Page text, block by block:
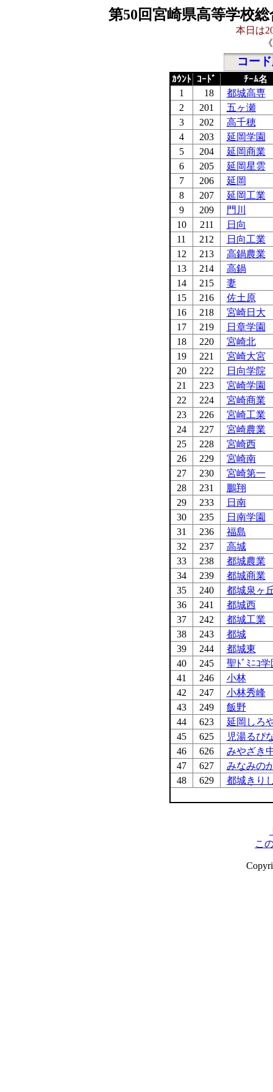
第50回宮崎県高等学校
本日は
コー
ｶｳﾝﾄ ｺｰﾄﾞ ﾁｰﾑ名
1 18
都城高専
2
201
五ヶ瀬
3
202
高千穂
4
203
延岡学園
5
204
延岡商業
6
205
延岡星雲
7
206
延岡
8
207
延岡工業
9
209
門川
10
211
日向
11
212
日向工業
12
213
高鍋農業
13
214
高鍋
14
215
妻
15
216
佐土原
16
218
宮崎日大
17
219
日章学園
18
220
宮崎北
19
221
宮崎大宮
20
222
日向学院
21
223
宮崎学園
22
224
宮崎商業
23
226
宮崎工業
24
227
宮崎農業
25
228
宮崎西
26
229
宮崎南
27
230
宮崎第一
28
231
鵬翔
29
233
日南
30
235
日南学園
31
236
福島
32
237
高城
33
238
都城農業
34
239
都城商業
35
240
都城泉ヶ
36
241
都城西
37
242
都城工業
38
243
都城
39
244
都城東
40
245
聖ﾄﾞﾐﾆｺ学
41
246
小林
42
247
小林秀峰
43
249
飯野
44
623
延岡しろ
45
625
児湯るぴ
46
626
みやざき
47
627
みなみの
48
629 都城きり
こ